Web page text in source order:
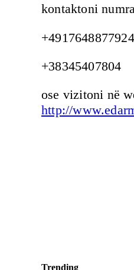
kontaktoni
+4917648877924
+38345407804
ose vizitoni në
http://
Trending